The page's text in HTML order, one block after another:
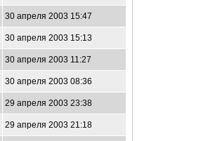
30 апреля 2003 15:47
30 апреля 2003 15:13
30 апреля 2003 11:27
30 апреля 2003 08:36
29 апреля 2003 23:38
29 апреля 2003 21:18